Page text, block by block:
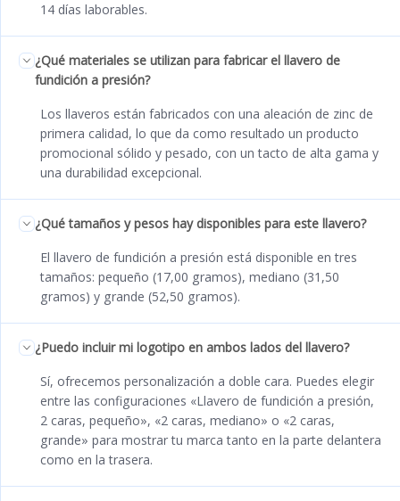
14 días laborables.
¿Qué materiales se utilizan para fabricar el llavero de
fundición a presión?
Los llaveros están fabricados con una aleación de zinc de
primera calidad, lo que da como resultado un producto
promocional sólido y pesado, con un tacto de alta gama y
una durabilidad excepcional.
¿Qué tamaños y pesos hay disponibles para este llavero?
El llavero de fundición a presión está disponible en tres
tamaños: pequeño (17,00 gramos), mediano (31,50
gramos) y grande (52,50 gramos).
¿Puedo incluir mi logotipo en ambos lados del llavero?
Sí, ofrecemos personalización a doble cara. Puedes elegir
entre las configuraciones «Llavero de fundición a presión,
2 caras, pequeño», «2 caras, mediano» o «2 caras,
grande» para mostrar tu marca tanto en la parte delantera
como en la trasera.